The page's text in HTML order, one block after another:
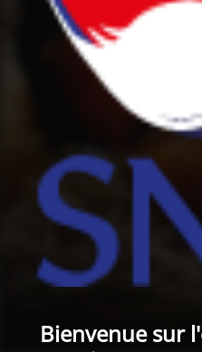
Bienvenue sur